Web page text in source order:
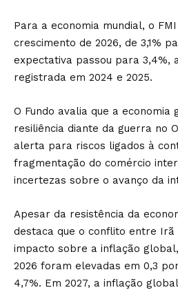
Para a economia mundial, o
crescimento de 2026, de 3,1%
expectativa passou para 3,4%,
registrada em 2024 e 2025.
O Fundo avalia que a economia
resiliência diante da guerra no
alerta para riscos ligados à
fragmentação do comércio
incertezas sobre o avanço da
Apesar da resistência da
destaca que o conflito entre Irã
impacto sobre a inflação
2026 foram elevadas em 0,3
4,7%. Em 2027, a inflação